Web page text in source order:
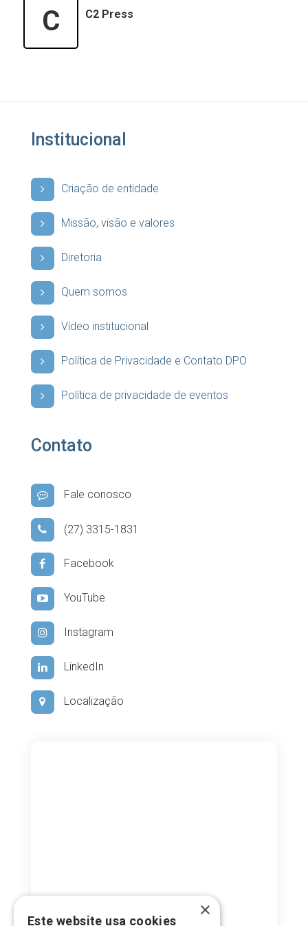
C C2 Press
Institucional
Criação de entidade
Missão, visão e valores
Diretoria
Quem somos
Vídeo institucional
Política de Privacidade e Contato DPO
Política de privacidade de eventos
Contato
Fale conosco
(27) 3315-1831
Facebook
YouTube
Instagram
LinkedIn
Localização
×
Este website usa cookies